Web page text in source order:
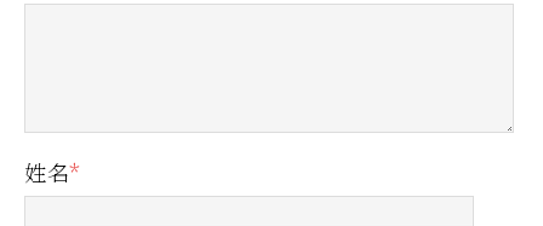
姓名*